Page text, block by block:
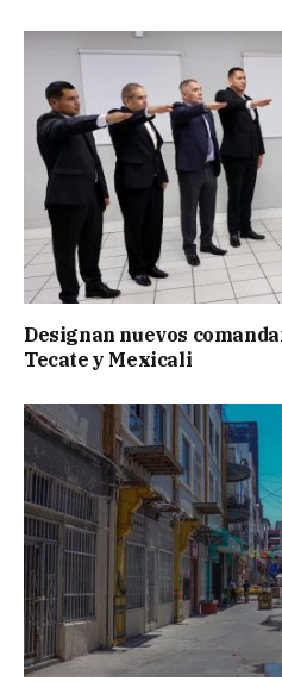
Designan nuevos
Tecate y Mexicali